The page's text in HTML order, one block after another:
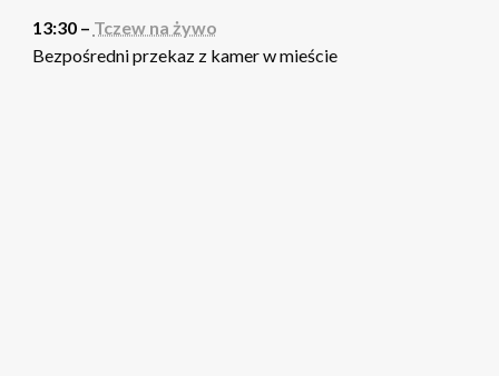
13:30 – Tczew na żywo
Bezpośredni przekaz z kamer w mieście